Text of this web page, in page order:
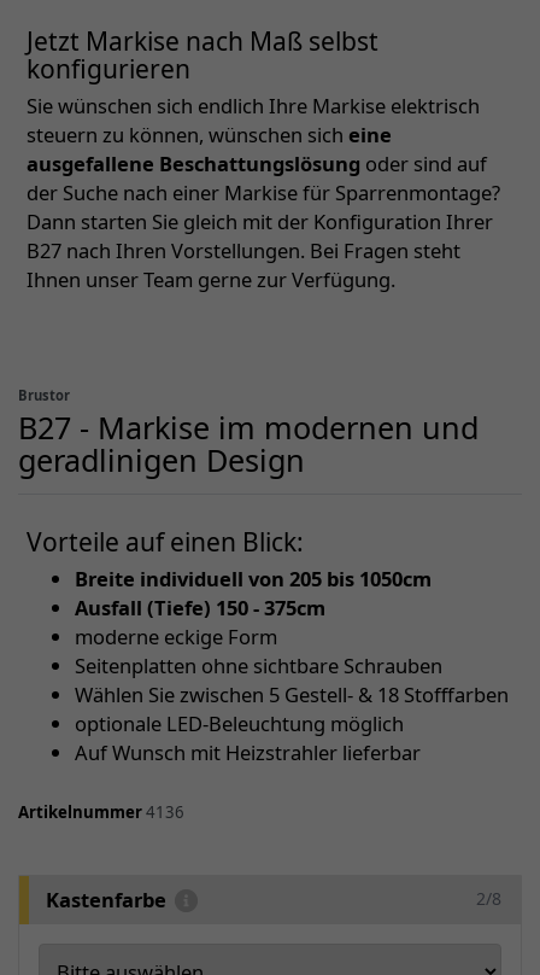
Jetzt Markise nach Maß selbst
konfigurieren
Sie wünschen sich endlich Ihre Markise elektrisch
steuern zu können, wünschen sich eine
ausgefallene Beschattungslösung oder sind auf
der Suche nach einer Markise für Sparrenmontage?
Dann starten Sie gleich mit der Konfiguration Ihrer
B27 nach Ihren Vorstellungen. Bei Fragen steht
Ihnen unser Team gerne zur Verfügung.
Brustor
B27 - Markise im modernen und
geradlinigen Design
Vorteile auf einen Blick:
Breite individuell von 205 bis 1050cm
Ausfall (Tiefe) 150 - 375cm
moderne eckige Form
Seitenplatten ohne sichtbare Schrauben
Wählen Sie zwischen 5 Gestell- & 18 Stofffarben
optionale LED-Beleuchtung möglich
Auf Wunsch mit Heizstrahler lieferbar
Artikelnummer4136
Kastenfarbe 2/8